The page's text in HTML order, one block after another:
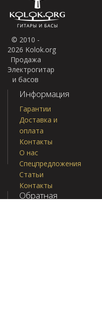
© 2010 -
2026 Kolok.org
Продажа
Электрогитар
и басов
Информация
Гарантии
Доставка и
оплата
Контакты
О нас
Спецпредложения
Статьи
Контакты
Обратная